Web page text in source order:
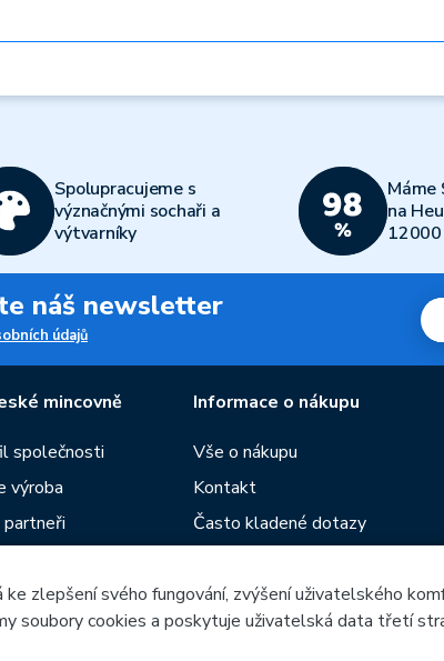
Spolupracujeme s
význačnými sochaři a
výtvarníky
Máme
na
náš newsletter
údajů
mincovně
společnosti
výroba
partneři
Informace o nákupu
Vše o nákupu
Kontakt
Často kladené dotazy
Prodejny České mincovny
Rádce
zlepšení svého fungování, zvýšení uživatelského
soubory cookies a poskytuje uživatelská data třetí